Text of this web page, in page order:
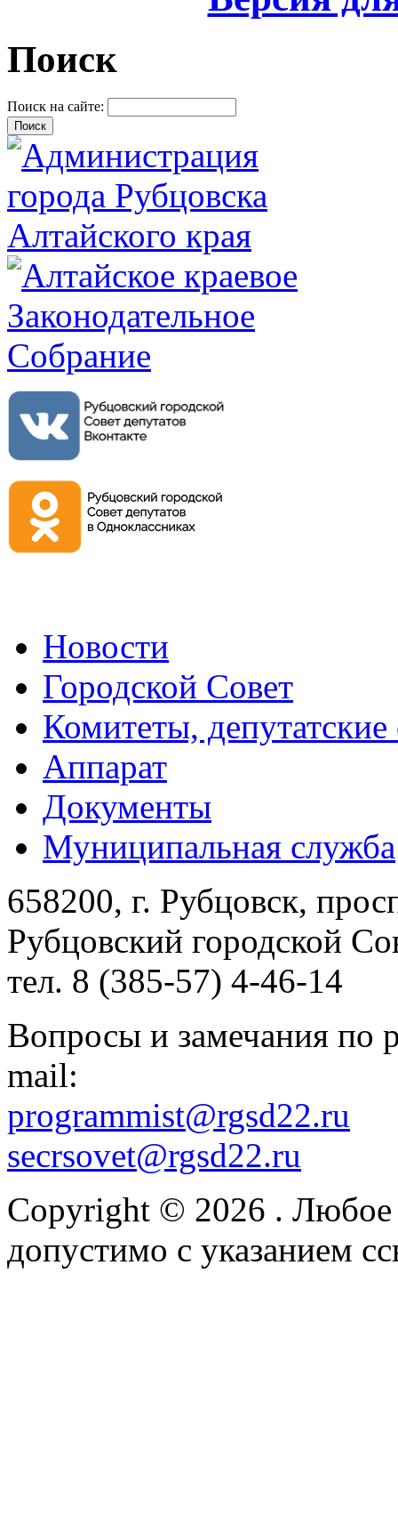
Поиск
Поиск на сайте:
Новости
Городской Совет
Комитеты,
Аппарат
Документы
Муниципальная служба
658200, г. Рубцовск,
Рубцовский городской
тел. 8 (385-57) 4-46-14
Вопросы и замечания по
mail:
programmist@rgsd22.ru
secrsovet@rgsd22.ru
Copyright © 2026 . Любое
допустимо с указанием